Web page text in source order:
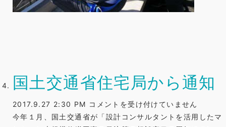
国土交通省住宅局から通知
2017.9.27 2:30 PM 国
土
コメントを受け付けていません
今年１月、国土交通省が「設計コンサルタントを活用したマ